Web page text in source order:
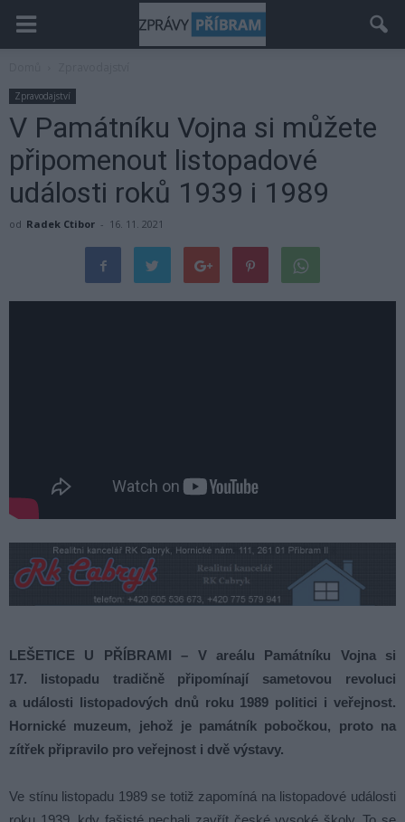
Zpravodajství
V Památníku Vojna si můžete
připomenout listopadové
události roků 1939 i 1989
od Radek Ctibor - 16. 11. 2021
LEŠETICE U PŘÍBRAMI – V areálu Památníku Vojna si
17. listopadu tradičně připomínají sametovou revoluci
a události listopadových dnů roku 1989 politici i veřejnost.
Hornické muzeum, jehož je památník pobočkou, proto na
zítřek připravilo pro veřejnost i dvě výstavy.
Ve stínu listopadu 1989 se totiž zapomíná na listopadové události